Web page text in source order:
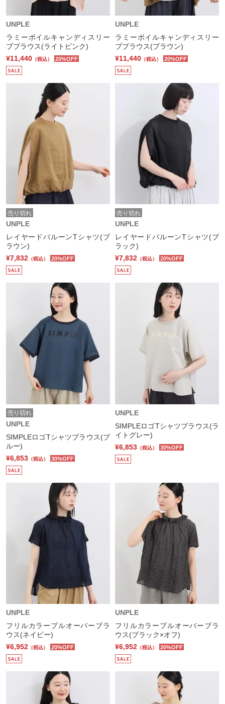
UNPLE
ラミーボイルキャンディスリー
ブブラウス(ライトピンク)
¥11,440 （税込） 20%OFF
UNPLE
ラミーボイルキャンディスリー
ブブラウス(ブラウン)
¥11,440 （税込） 20%OFF
売り切れ
UNPLE
レイヤードバルーンTシャツ(ブ
ラウン)
¥7,832 （税込） 20%OFF
売り切れ
UNPLE
レイヤードバルーンTシャツ(ブ
ラック)
¥7,832 （税込） 20%OFF
売り切れ
UNPLE
SIMPLEロゴTシャツブラウス(ブ
ルー)
¥6,853 （税込） 30%OFF
UNPLE
SIMPLEロゴTシャツブラウス(ラ
イトグレー)
¥6,853 （税込） 30%OFF
UNPLE
フリルカラープルオーバーブラ
ウス(ネイビー)
¥6,952 （税込） 20%OFF
UNPLE
フリルカラープルオーバーブラ
ウス(ブラック×オフ)
¥6,952 （税込） 20%OFF